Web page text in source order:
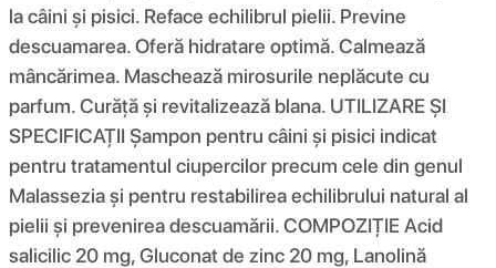
la câini și pisici. Reface echilibrul pielii. Previne
descuamarea. Oferă hidratare optimă. Calmează
mâncărimea. Maschează mirosurile neplăcute cu
parfum. Curăță și revitalizează blana. UTILIZARE ȘI
SPECIFICAȚII Șampon pentru câini și pisici indicat
pentru tratamentul ciupercilor precum cele din genul
Malassezia și pentru restabilirea echilibrului natural al
pielii și prevenirea descuamării. COMPOZIŢIE Acid
salicilic 20 mg, Gluconat de zinc 20 mg, Lanolină